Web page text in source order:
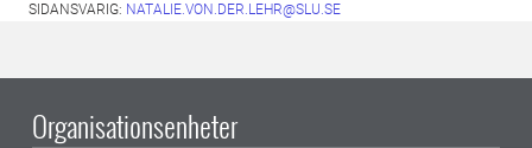
SIDANSVARIG: NATALIE.VON.DER.LEHR@SLU.SE
Organisationsenheter